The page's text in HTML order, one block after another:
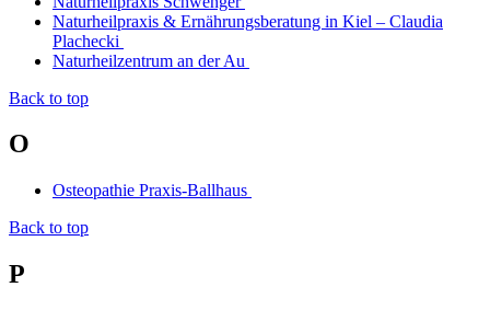
Naturheilpraxis & Ernährungsberatung in Kiel – Claudia
Plachecki
Naturheilzentrum an der Au
Back to top
O
Osteopathie Praxis-Ballhaus
Back to top
P